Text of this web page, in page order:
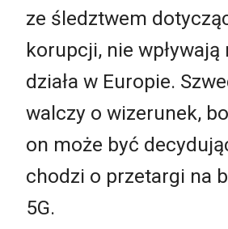
ze śledztwem
korupcji, nie wpływają
działa w Europie.
walczy o wizerunek,
on może być
chodzi o przetargi na
5G.